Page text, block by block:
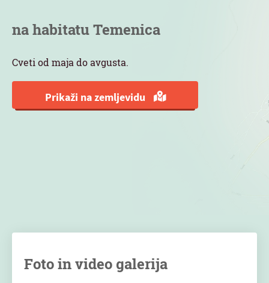
na habitatu Temenica
Cveti od maja do avgusta.
Prikaži na zemljevidu
Foto in video galerija